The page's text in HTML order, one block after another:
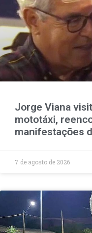
Jorge Viana
mototáxi,
manifestações
7 de agosto de 2026